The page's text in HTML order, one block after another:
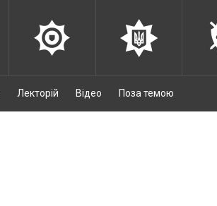
Лекторій Відео Поза темою